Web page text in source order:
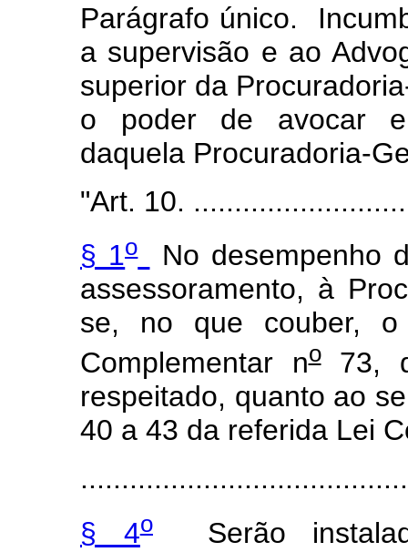
Parágrafo único.
a supervisão e ao
superior da
o poder de avocar e
daquela Procuradoria-
"Art. 10.
§ 1o
No desempenho
assessoramento, à
se, no que couber,
Complementar no73,
respeitado, quanto ao
40 a 43 da referida Lei
§ 4oSerão